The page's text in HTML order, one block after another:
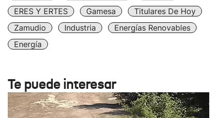
ERES Y ERTES
Gamesa
Titulares De Hoy
Zamudio
Industria
Energías Renovables
Energía
Te puede interesar